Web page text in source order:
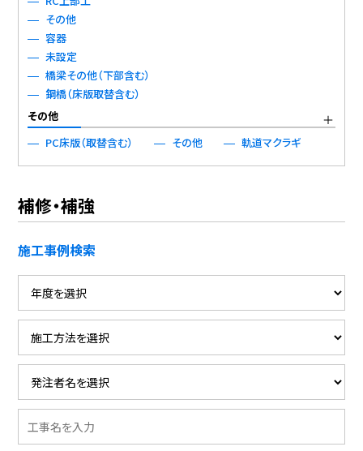
その他
容器
未設定
橋梁その他（下部含む）
鋼橋（床版取替含む）
その他
PC床版（取替含む）
その他 軌道マクラギ
補修・補強
施工事例検索